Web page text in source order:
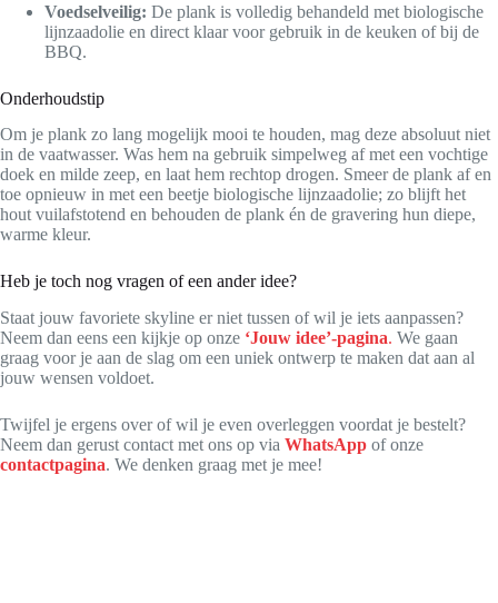
Voedselveilig: De plank is volledig behandeld met biologische
lijnzaadolie en direct klaar voor gebruik in de keuken of bij de
BBQ.
Onderhoudstip
Om je plank zo lang mogelijk mooi te houden, mag deze absoluut niet
in de vaatwasser. Was hem na gebruik simpelweg af met een vochtige
doek en milde zeep, en laat hem rechtop drogen. Smeer de plank af en
toe opnieuw in met een beetje biologische lijnzaadolie; zo blijft het
hout vuilafstotend en behouden de plank én de gravering hun diepe,
warme kleur.
Heb je toch nog vragen of een ander idee?
Staat jouw favoriete skyline er niet tussen of wil je iets aanpassen?
Neem dan eens een kijkje op onze ‘Jouw idee’-pagina. We gaan
graag voor je aan de slag om een uniek ontwerp te maken dat aan al
jouw wensen voldoet.
Twijfel je ergens over of wil je even overleggen voordat je bestelt?
Neem dan gerust contact met ons op via WhatsApp of onze
contactpagina. We denken graag met je mee!